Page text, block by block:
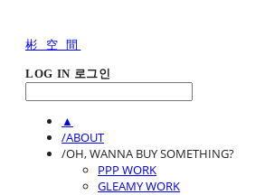
彬 空 間
LOG IN 로그인
▲
/ABOUT
/OH, WANNA BUY SOMETHING?
PPP WORK
GLEAMY WORK